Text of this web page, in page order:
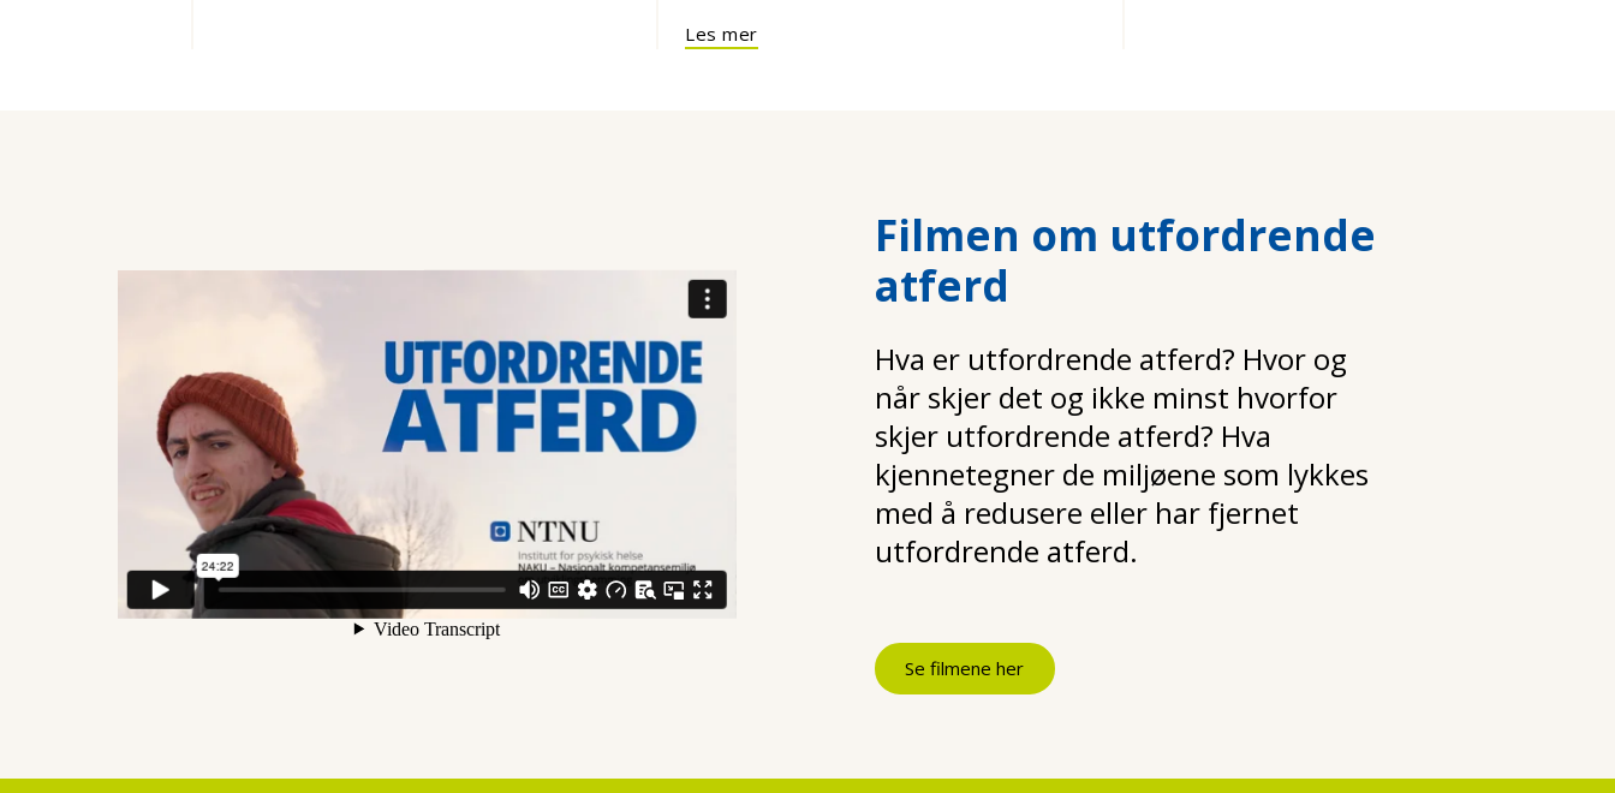
Les mer
Filmen om utfordrende
atferd
Hva er utfordrende atferd? Hvor og
når skjer det og ikke minst hvorfor
skjer utfordrende atferd? Hva
kjennetegner de miljøene som lykkes
med å redusere eller har fjernet
utfordrende atferd.
Se filmene her